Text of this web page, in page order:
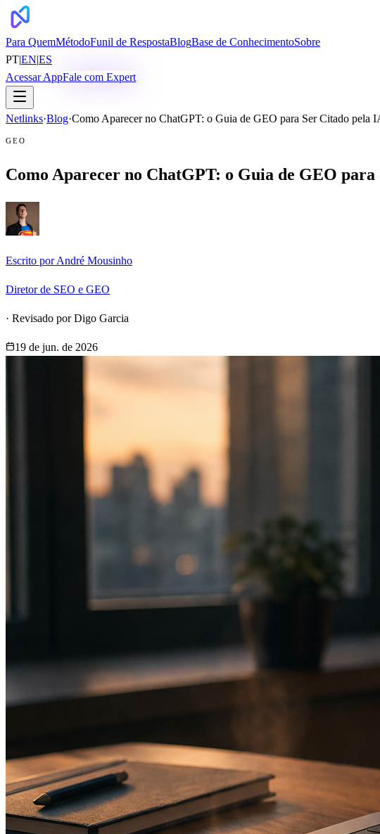
Para QuemMétodoFunil de RespostaBlogBase de ConhecimentoSobre
PT|EN|ES
Acessar AppFale com Expert
Netlinks·Blog·Como Aparecer no ChatGPT: o Guia de GEO para Ser Citado pela
GEO
Como Aparecer no ChatGPT: o Guia de GEO
Escrito porAndré Mousinho
Diretor de SEO e GEO
· Revisado por Digo Garcia
19 de jun. de 2026